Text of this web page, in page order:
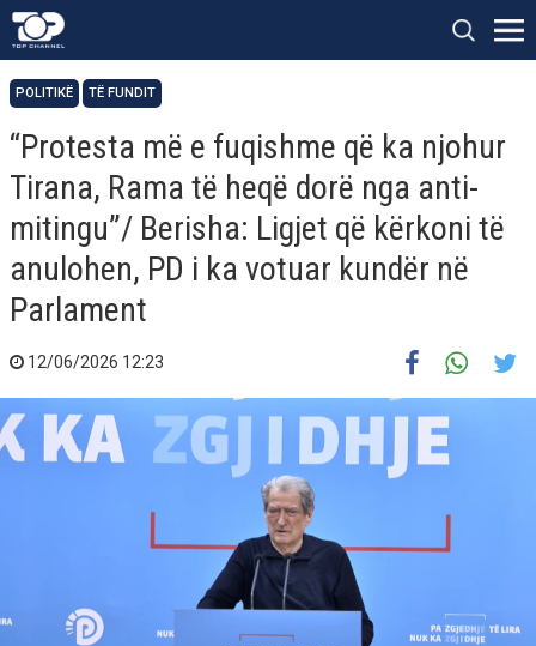
POLITIKË TË FUNDIT
“Protesta më e fuqishme që ka njohur
Tirana, Rama të heqë dorë nga anti-
mitingu”/ Berisha: Ligjet që kërkoni të
anulohen, PD i ka votuar kundër në
Parlament
12/06/2026 12:23